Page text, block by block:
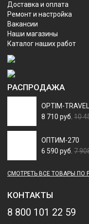
Доставка и оплата
Ремонт и настройка
Вакансии
Наши магазины
Каталог наших работ
РАСПРОДАЖА
OPTIM-TRAVEL
8 710 руб. 10
ОПТИМ-270
6 590 руб. 7
СМОТРЕТЬ ВСЕ ТОВАРЫ ПО
КОНТАКТЫ
8 800 101 22 59